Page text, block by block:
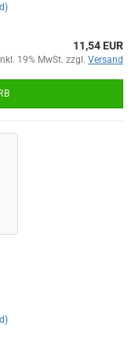
11,54 EUR
19% MwSt. zzgl. Versand